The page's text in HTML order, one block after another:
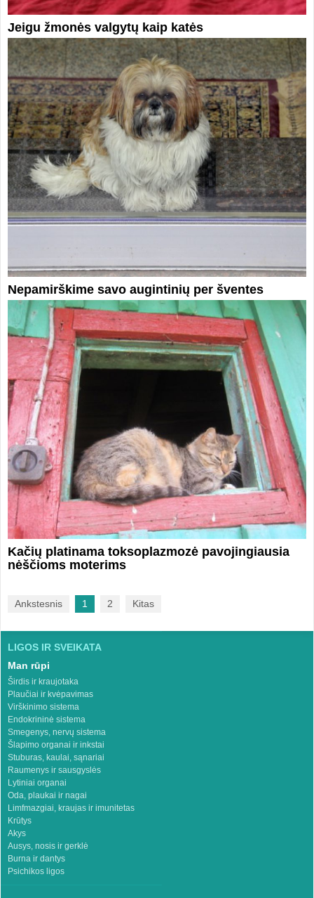
Jeigu žmonės valgytų kaip katės
Nepamirškime savo augintinių per šventes
Kačių platinama toksoplazmozė pavojingiausia
nėščioms moterims
Ankstesnis 1 2 Kitas
LIGOS IR SVEIKATA
Man rūpi
Širdis ir kraujotaka
Plaučiai ir kvėpavimas
Virškinimo sistema
Endokrininė sistema
Smegenys, nervų sistema
Šlapimo organai ir inkstai
Stuburas, kaulai, sąnariai
Raumenys ir sausgyslės
Lytiniai organai
Oda, plaukai ir nagai
Limfmazgiai, kraujas ir imunitetas
Krūtys
Akys
Ausys, nosis ir gerklė
Burna ir dantys
Psichikos ligos